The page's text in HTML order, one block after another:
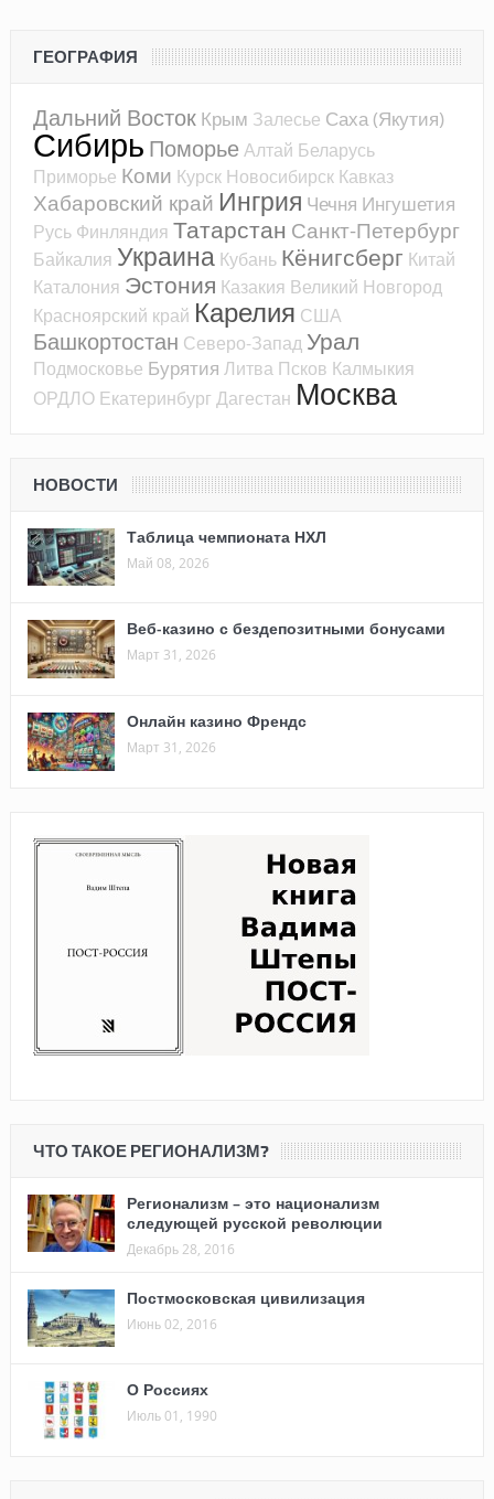
ГЕОГРАФИЯ
Дальний Восток Крым Залесье Саха (Якутия)
Сибирь ПоморьеАлтай Беларусь
Приморье Коми Курск Новосибирск Кавказ
Хабаровский край Ингрия Чечня Ингушетия
Русь Финляндия Татарстан Санкт-Петербург
Байкалия Украина Кубань Кёнигсберг Китай
Каталония Эстония Казакия Великий Новгород
Красноярский край Карелия США
Башкортостан Северо-Запад Урал
Подмосковье Бурятия Литва Псков Калмыкия
ОРДЛО Екатеринбург Дагестан Москва
НОВОСТИ
Таблица чемпионата НХЛ
Май 08, 2026
Веб-казино с бездепозитными бонусами
Март 31, 2026
Онлайн казино Френдс
Март 31, 2026
ЧТО ТАКОЕ РЕГИОНАЛИЗМ?
Регионализм – это национализм
следующей русской революции
Декабрь 28, 2016
Постмосковская цивилизация
Июнь 02, 2016
О Россиях
Июль 01, 1990